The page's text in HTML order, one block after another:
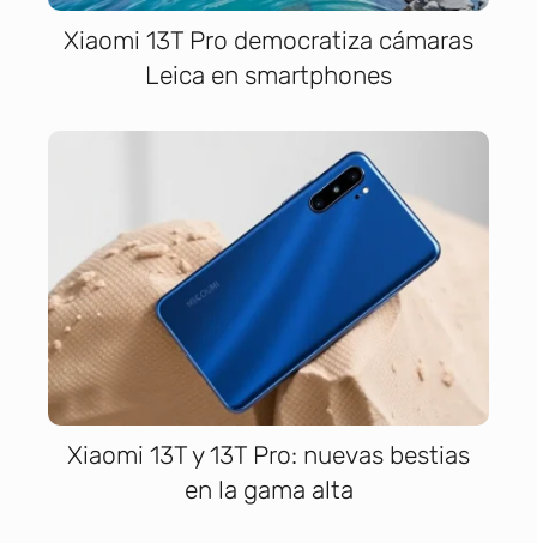
Xiaomi 13T Pro democratiza cámaras
Leica en smartphones
Xiaomi 13T y 13T Pro: nuevas bestias
en la gama alta